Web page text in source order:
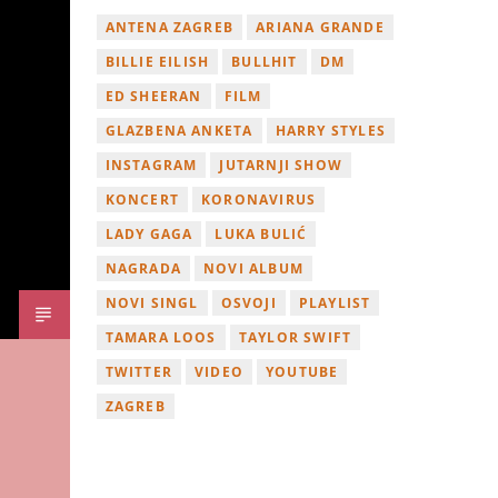
ANTENA ZAGREB
ARIANA GRANDE
BILLIE EILISH
BULLHIT
DM
ED SHEERAN
FILM
GLAZBENA ANKETA
HARRY STYLES
INSTAGRAM
JUTARNJI SHOW
KONCERT
KORONAVIRUS
LADY GAGA
LUKA BULIĆ
NAGRADA
NOVI ALBUM
NOVI SINGL
OSVOJI
PLAYLIST
TAMARA LOOS
TAYLOR SWIFT
TWITTER
VIDEO
YOUTUBE
ZAGREB